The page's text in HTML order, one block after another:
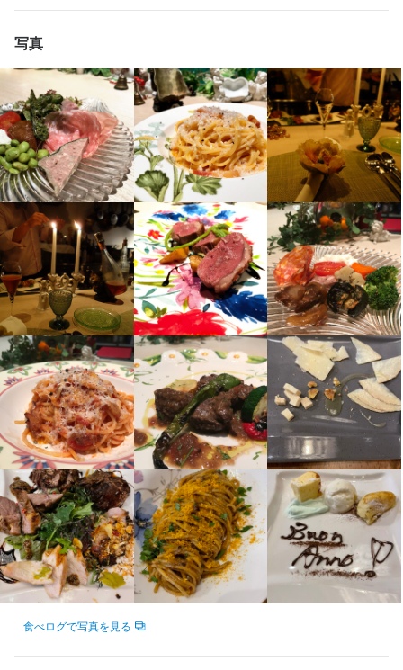
揃って、賄いをいただくことがスタッフの楽しみになってます。
また、イタリア各州のワインを取り入れた勉強会も開催し、食文
化の背景や土地の特徴について深く学ぶことができるので、みん
なソムリエの資格を取りたくなります。バックアップも万全で
す。食を提供する側として心を満たすような食事を大切にし、イ
タリアの食文化に興味があるを仲間を募集しています！
スタッフの成長と学びを重視するための魅力的な制度を提供して
います。1つ目は「食べ歩き補助」です。美味しさという学びは経
験から生まれます。そのため、スタッフが高級なレストランで食
事をして新たな味わいやサービスを体験できるように、食事費用
を支給する取り組みをしています。※時期やタイミングにより変動
はあり。
2つ目は「スクール補助」です。オステリア Tでは、スタッフがさ
らなるスキルを磨くための外部スクールへの参加を支援していま
す。例えばワインスクールでは、ワインの知識を深めるだけでな
く、業界の人脈を広げる機会も得られます。また、会社ではパソ
コンスクール、オリーブオイルスクール、チーズスクール、そし
てソムリエのワインスクールへの参加費用も支援しています。
これらの制度を通じて、スタッフの個々の成長と学びを促進し
て、成長することで、より高いサービス品質を提供することがで
きています！
写真
食べログで写真を見る
当店では30種類以上を取り寄せ、料理に合わせて使い分けること
で最高の組み合わせを追求しています！
種を超えるワインと共に提供しています。
身に付くスキル
包丁さばき 飾り包丁 製麺技術 盛り付け技術 製パン技術
製菓技術
カクテル技法
高級食材の知識 英会話 ワインの知識
日本酒の知識
焼酎の知識
ウイスキーの知識 リキュール・スピリッツの知識
コーヒーの知識
紅茶の知識
肉の知識 魚の知識 野菜の知識 チーズの知識
洋菓子の知識
食器の知識
婚礼料理 サービスマナー テーブルマナー
出店開業ノウハウ
店舗運営
メニュー開発 仕入れ・食材の目利き
応募資格
必須スキル・経験
コミュニケーション能力 飲食店での調理経験 飲食店での接客経験
飲食店での勤務経験があり、お客様へのホスピタリティを大切に
できる方であればご応募いただけます。
※期間は問いません
求める人物像
【歓迎】
◆飲食店、接客業、管理職、店舗マネージャー経験者は優遇
◆運営の数字を勉強したい方
◆将来自分のお店を出したい方
紅茶の知識
肉の知識 魚の知識 野菜の知識 チーズの知識
洋菓子の知識
店舗運営
応募資格
必須スキル・経験
コミュニケーション能力
歓迎スキル・経験
飲食店での接客経験
求める人物像
≪　こんな方に来てほしい！　≫
＊エンターテイナーな店主に魅せられたい方、エンターテイナー
になりたい方
＊イタリア料理もワインも勉強したい方
＊自分を変えたい方
＊飲食業界に革命を起こしたい方
＊食を追求したい方
＊刺激が欲しい方
選考の流れ
最後までお読みいただきありがとうございます。
＜応募ボタンからWEBエントリー24時間受付中！＞
種を超えるワインと共に提供しています。
身に付くスキル
包丁さばき 飾り包丁 製麺技術 盛り付け技術 製パン技術
製菓技術
カクテル技法
高級食材の知識 英会話 ワインの知識
日本酒の知識
焼酎の知識
ウイスキーの知識 リキュール・スピリッツの知識
コーヒーの知識
紅茶の知識
肉の知識 魚の知識 野菜の知識 チーズの知識
洋菓子の知識
食器の知識
婚礼料理 サービスマナー テーブルマナー
出店開業ノウハウ
店舗運営
メニュー開発 仕入れ・食材の目利き
応募資格
必須スキル・経験
コミュニケーション能力 飲食店での調理経験 飲食店での接客経験
飲食店での調理経験があり、お客様へのホスピタリティを大切に
できる方であればご応募いただけます。
※ジャンル・期間は問いません
求める人物像
【歓迎】
◆飲食店、接客業、管理職、店舗マネージャー経験者は優遇しま
す！
◆運営の数字を勉強したい方
◆将来自分のお店を出したい方
◆イタリア食文化、ワインに興味がある方
◆食への探究、学びを楽しみ、成長したい方
これらこだわりのメニューを、オーナーシェフが厳選した常時380
種を超えるワインと共に提供しています。
身に付くスキル
包丁さばき 飾り包丁 製麺技術 盛り付け技術 製パン技術
製菓技術
カクテル技法
高級食材の知識 英会話 ワインの知識
日本酒の知識
焼酎の知識
ウイスキーの知識 リキュール・スピリッツの知識
コーヒーの知識
紅茶の知識
魚の知識 野菜の知識 チーズの知識
洋菓子の知識
食器の知識
婚礼料理 サービスマナー テーブルマナー
出店開業ノウハウ
店舗運営
メニュー開発 仕入れ・食材の目利き
求める人物像
歓迎
◆飲食店、接客業、管理職、店舗マネージャー経験者は優遇
◆運営の数字を勉強したい方
◆将来自分のお店を出したい方
◆イタリア食文化、ワインに興味がある方
◆食への探究、学びを楽しみ、成長したい方
◆ソムリエを目指している方
◆自分を変えたい方
◆ホスピタリティがある接客が出来る方
◆エンターテイナーになりたい方
◆謙虚でポジティブに明るく接客できる方
身に付くスキル
包丁さばき 飾り包丁 製麺技術 盛り付け技術 製パン技術
製菓技術
カクテル技法
高級食材の知識 英会話 ワインの知識
日本酒の知識
焼酎の知識
ウイスキーの知識 リキュール・スピリッツの知識
コーヒーの知識
紅茶の知識
肉の知識 魚の知識 野菜の知識 チーズの知識
洋菓子の知識
食器の知識
婚礼料理 サービスマナー テーブルマナー
出店開業ノウハウ
店舗運営
メニュー開発 仕入れ・食材の目利き
求める人物像
歓迎
◆飲食店、接客業、管理職、店舗マネージャー経験者は優遇
◆運営の数字を勉強したい方
◆将来自分のお店を出したい方
◆イタリア食文化、ワインに興味がある方
◆食への探究、学びを楽しみ、成長したい方
◆ソムリエを目指している方
◆自分を変えたい方
◆ホスピタリティがある接客が出来る方
◆エンターテイナーになりたい方
◆謙虚でポジティブに明るく接客できる方
選考の流れ
最後までお読みいただきありがとうございます。
＜応募ボタンからWEBエントリー24時間受付中！＞
名前や連絡先など数項目の入力のみで応募が完了します。
選考について、後ほど担当よりご連絡いたします。
店舗運営
応募資格
必須スキル・経験
コミュニケーション能力
SNS運用、ホームページ管理、デザイン制作、WEB広告や求人更
新のいずれかの経験をお持ちの方
求める人物像
≪　こんな方に来てほしい！　≫
＊エンターテイナーな店主に魅せられたい方、エンターテイナー
になりたい方
＊イタリア料理もワインも勉強したい方
＊自分を変えたい方
＊飲食業界に革命を起こしたい方
＊食を追求したい方
＊刺激が欲しい方
選考の流れ
最後までお読みいただきありがとうございます。
＜応募ボタンからWEBエントリー24時間受付中！＞
名前や連絡先など数項目の入力のみで応募が完了します。
これらこだわりのメニューを、オーナーシェフが厳選した常時380
身に付くスキル
ラテアート 包丁さばき 飾り包丁 製麺技術 盛り付け技術
製パン技術
製菓技術
カクテル技法 高級食材の知識 英会話 ワインの知識
日本酒の知識
焼酎の知識
ウイスキーの知識 リキュール・スピリッツの知識
コーヒーの知識
日本茶の知識
紅茶の知識 肉の知識 魚の知識 野菜の知識
チーズの知識
洋菓子の知識
食器の知識 婚礼料理 サービスマナー
テーブルマナー
出店開業ノウハウ
店舗運営 メニュー開発 仕入れ・食材の目利き
応募資格
必須スキル・経験
コミュニケーション能力
人と接することが好きな方の募集となります。
まずは元気に挨拶ができること、人の目を見てお話しできれば十
分です。
人柄重視
求める人物像
資格不問
未経験OK
人柄重視の採用
【以下の方大歓迎】
で最高の組み合わせを追求しています！
これらこだわりのメニューを、オーナーシェフが厳選した常時380
身に付くスキル
ラテアート 包丁さばき 飾り包丁 製麺技術 盛り付け技術
製パン技術
製菓技術
カクテル技法 高級食材の知識 ワインの知識
日本酒の知識
焼酎の知識
ウイスキーの知識 リキュール・スピリッツの知識
コーヒーの知識
日本茶の知識
紅茶の知識 肉の知識 魚の知識 野菜の知識
チーズの知識
洋菓子の知識
食器の知識 婚礼料理 サービスマナー
テーブルマナー
出店開業ノウハウ
店舗運営 メニュー開発 仕入れ・食材の目利き
応募資格
必須スキル・経験
コミュニケーション能力
未経験者大歓迎！
人柄重視
求める人物像
資格不問
未経験OK
人柄重視の採用
◆イタリア料理もワインも勉強したい方
生産者によって味が異なります。
当店では30種類以上を取り寄せ、料理に合わせて使い分けること
で最高の組み合わせを追求しています！
これらこだわりのメニューを、オーナーシェフが厳選した常時380
種を超えるワインと共に提供しています。
身に付くスキル
ラテアート 包丁さばき 飾り包丁 製麺技術 盛り付け技術
製パン技術
製菓技術
カクテル技法 高級食材の知識 英会話 ワインの知識
日本酒の知識
焼酎の知識
ウイスキーの知識 リキュール・スピリッツの知識
コーヒーの知識
日本茶の知識
紅茶の知識 肉の知識 魚の知識 野菜の知識
チーズの知識
洋菓子の知識
食器の知識 婚礼料理 サービスマナー
テーブルマナー
出店開業ノウハウ
店舗運営 メニュー開発 仕入れ・食材の目利き
応募資格
必須スキル・経験
コミュニケーション能力
未経験者大歓迎！
人柄重視
求める人物像